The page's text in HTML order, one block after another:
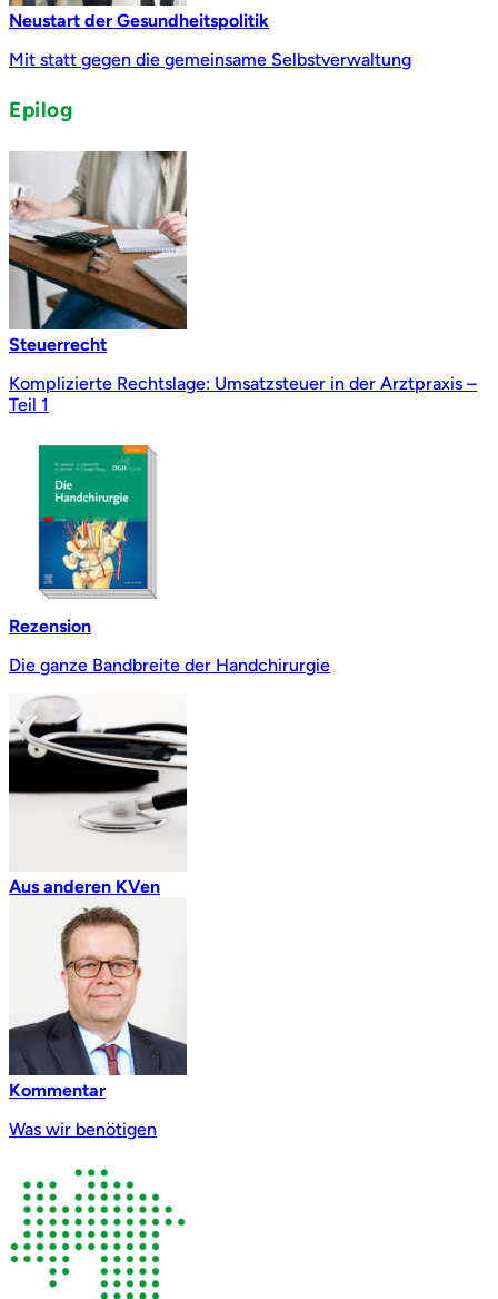
Neustart der Gesundheitspolitik
Mit statt gegen die gemeinsame Selbstverwaltung
Epilog
Steuerrecht
Komplizierte Rechtslage: Umsatzsteuer in der Arztpraxis –
Teil 1
Rezension
Die ganze Bandbreite der Handchirurgie
Aus anderen KVen
Kommentar
Was wir benötigen